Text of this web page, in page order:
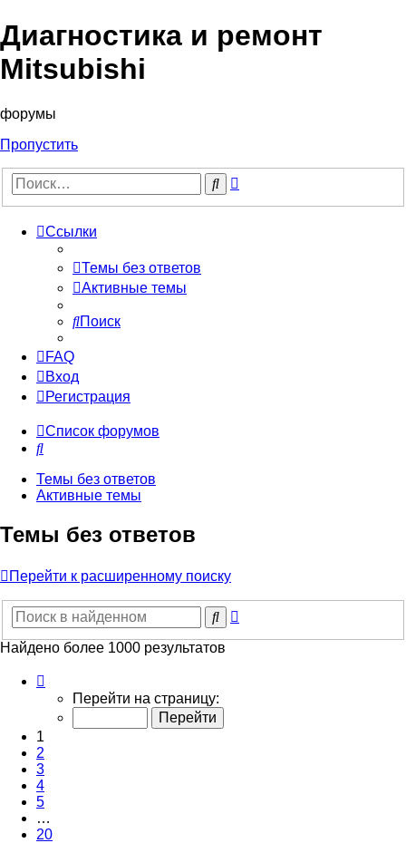
Диагностика и ремонт
Mitsubishi
форумы
Пропустить
Поиск
Ссылки
Темы без ответов
Активные темы
Поиск
FAQ
Вход
Регистрация
Список форумов
Поиск
Темы без ответов
Активные темы
Темы без ответов
Перейти к расширенному поиску
Поиск
Найдено более 1000 результатов
20
Перейти на страницу:
1
2
3
4
5
…
20